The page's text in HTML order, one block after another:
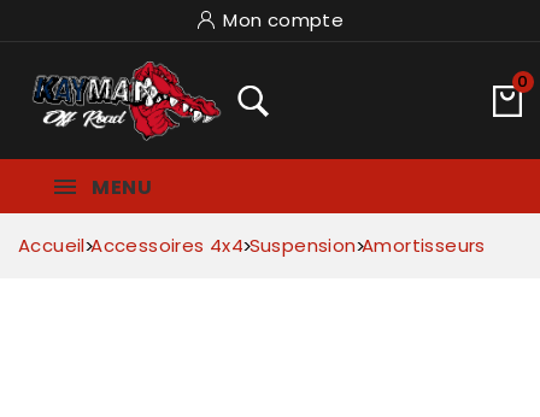
Mon compte
0
MENU
Accueil Accessoires 4x4 Suspension Amortisseurs